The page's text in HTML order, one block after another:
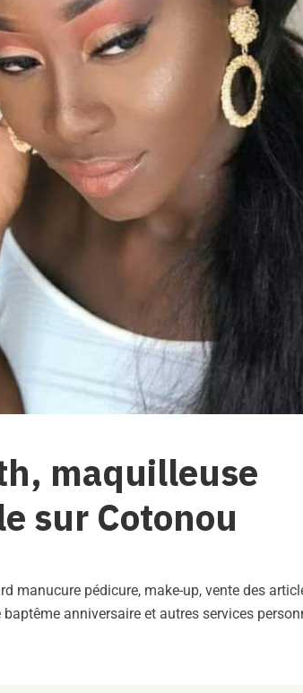
maquilleuse
sur Cotonou
manucure pédicure, make-up, vente des
anniversaire et autres services